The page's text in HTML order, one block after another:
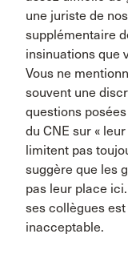
une juriste de
supplémentaire
insinuations que
Vous ne
souvent une
questions
du CNE sur «
limitent pas
suggère que les
pas leur place
ses collègues
inacceptable.